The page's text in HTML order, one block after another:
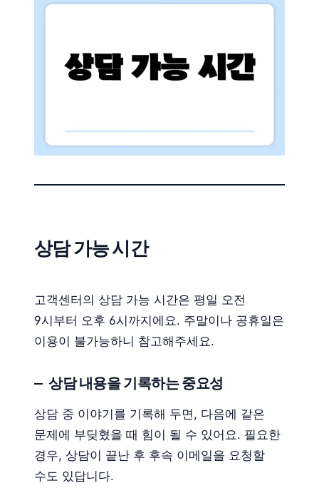
상담 가능 시간
고객센터의 상담 가능 시간은 평일 오전
9시부터 오후 6시까지에요. 주말이나 공휴일은
이용이 불가능하니 참고해주세요.
상담 내용을 기록하는 중요성
상담 중 이야기를 기록해 두면, 다음에 같은
문제에 부딪혔을 때 힘이 될 수 있어요. 필요한
경우, 상담이 끝난 후 후속 이메일을 요청할
수도 있답니다.